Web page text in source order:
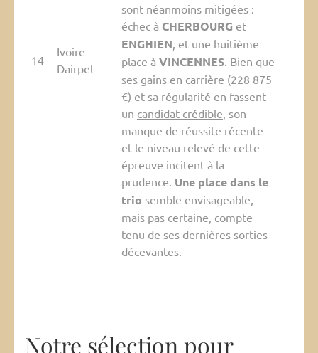
14
Ivoire
Dairpet
sont néanmoins mitigées :
échec à CHERBOURG et
ENGHIEN, et une huitième
place à VINCENNES. Bien que
ses gains en carrière (228 875
€) et sa régularité en fassent
un candidat crédible, son
manque de réussite récente
et le niveau relevé de cette
épreuve incitent à la
prudence. Une place dans le
trio semble envisageable,
mais pas certaine, compte
tenu de ses dernières sorties
décevantes.
Notre sélection pour